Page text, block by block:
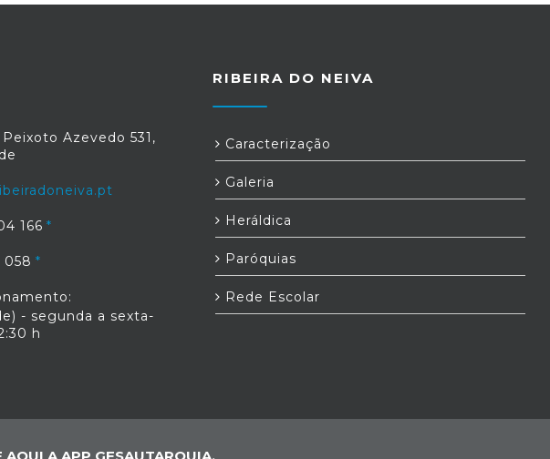
Azevedo 531,
166
058
- segunda a sexta-
h
RIBEIRA DO NEIVA
Caracterização
Galeria
Heráldica
Paróquias
Rede Escolar